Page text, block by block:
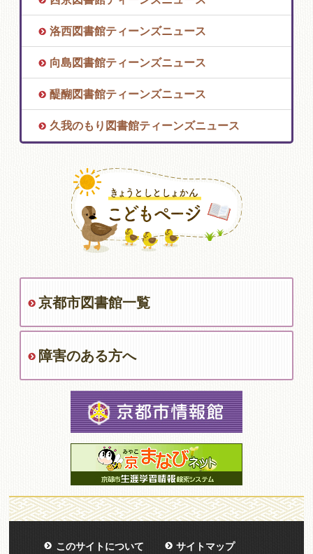
洛西図書館ティーンズニュース
向島図書館ティーンズニュース
醍醐図書館ティーンズニュース
久我のもり図書館ティーンズニュース
京都市図書館一覧
障害のある方へ
このサイトについて サイトマップ